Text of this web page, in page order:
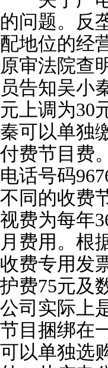
的问题。反
配地位的经
原审法院查
员告知吴小
元上调为30
秦可以单独
付费节目费
电话号码
不同的收费
视费为每年
月费用。根
收费专用发
护费75元及
公司实际上
节目捆绑在
可以单独选